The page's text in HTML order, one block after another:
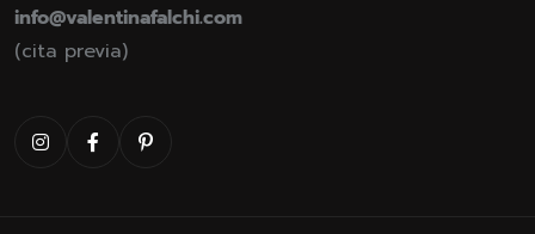
info@valentinafalchi.com
(cita previa)